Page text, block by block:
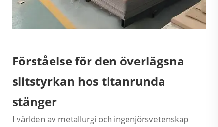
Förståelse för den överlägsna
slitstyrkan hos titanrunda
stänger
I världen av metallurgi och ingenjörsvetenskap